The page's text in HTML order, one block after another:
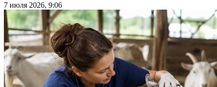
7 июля 2026, 9:06